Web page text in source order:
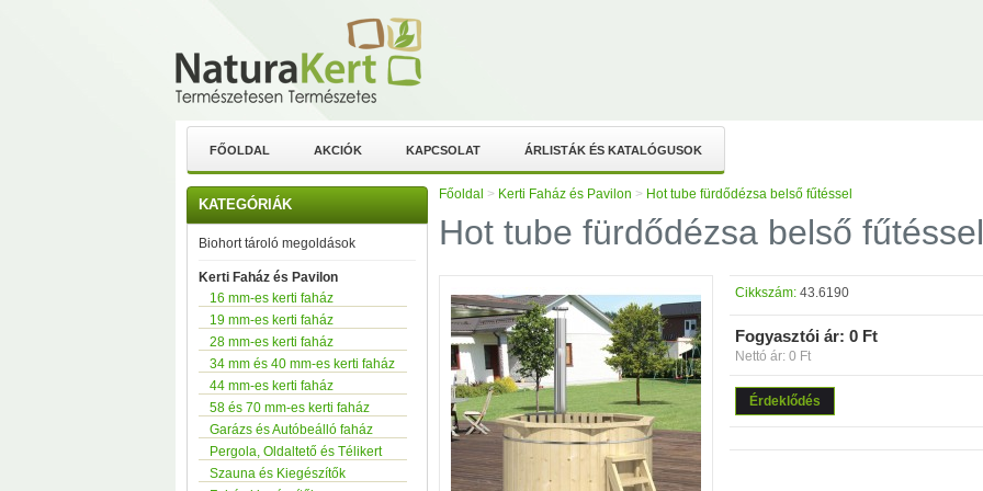
FŐOLDAL AKCIÓK KAPCSOLAT ÁRLISTÁK ÉS KATALÓGUSOK
KATEGÓRIÁK
Biohort tároló megoldások
Kerti Faház és Pavilon
16 mm-es kerti faház
19 mm-es kerti faház
28 mm-es kerti faház
34 mm és 40 mm-es kerti faház
44 mm-es kerti faház
58 és 70 mm-es kerti faház
Garázs és Autóbeálló faház
Pergola, Oldaltető és Télikert
Szauna és Kiegészítők
Főoldal > Kerti Faház és Pavilon > Hot tube fürdődézsa belső fűtéssel
Hot tube fürdődézsa belső fűtéssel
Cikkszám: 43.6190
Fogyasztói ár: 0 Ft
Nettó ár: 0 Ft
Érdeklődés